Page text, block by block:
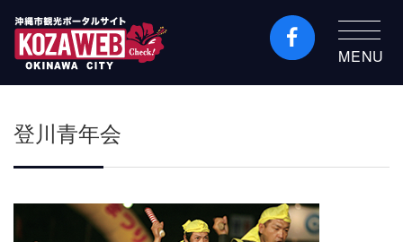
沖縄市観光ポータルコ
縄市コザの表も裏も楽
MENU
登川青年会